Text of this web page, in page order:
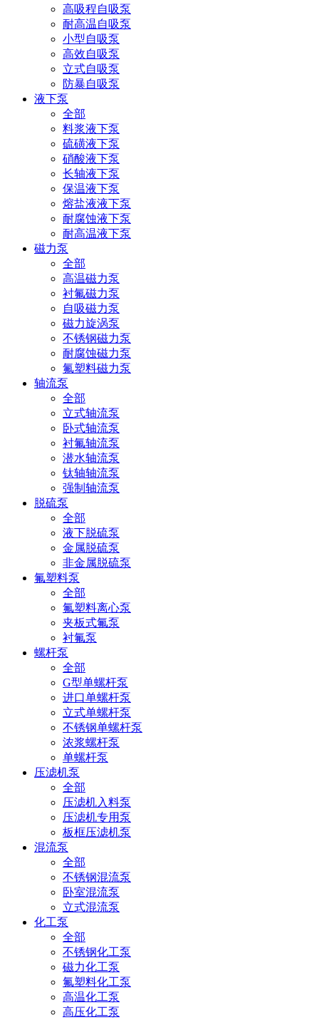
高吸程自吸泵
耐高温自吸泵
小型自吸泵
高效自吸泵
立式自吸泵
防暴自吸泵
液下泵
全部
料浆液下泵
硫磺液下泵
硝酸液下泵
长轴液下泵
保温液下泵
熔盐液液下泵
耐腐蚀液下泵
耐高温液下泵
磁力泵
全部
高温磁力泵
衬氟磁力泵
自吸磁力泵
磁力旋涡泵
不锈钢磁力泵
耐腐蚀磁力泵
氟塑料磁力泵
轴流泵
全部
立式轴流泵
卧式轴流泵
衬氟轴流泵
潜水轴流泵
钛轴轴流泵
强制轴流泵
脱硫泵
全部
液下脱硫泵
金属脱硫泵
非金属脱硫泵
氟塑料泵
全部
氟塑料离心泵
夹板式氟泵
衬氟泵
螺杆泵
全部
G型单螺杆泵
进口单螺杆泵
立式单螺杆泵
不锈钢单螺杆泵
浓浆螺杆泵
单螺杆泵
压滤机泵
全部
压滤机入料泵
压滤机专用泵
板框压滤机泵
混流泵
全部
不锈钢混流泵
卧室混流泵
立式混流泵
化工泵
全部
不锈钢化工泵
磁力化工泵
氟塑料化工泵
高温化工泵
高压化工泵